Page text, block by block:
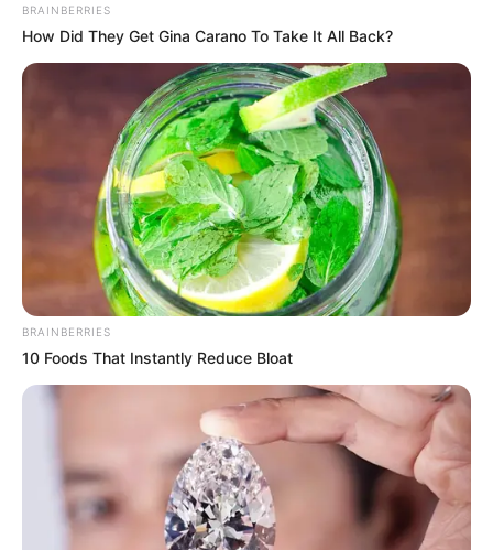
Θλίψη στην Εύβοια για γυναίκα
Ακολουθήστε το evianews.com στοGoogle
ΤΑ ΠΙΟ ΔΗΜΟΦΙΛΗ
BRAINBERRIES
How Did They Get Gina Carano To Take It All Back?
BRAINBERRIES
10 Foods That Instantly Reduce Bloat